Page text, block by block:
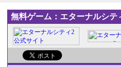
無料ゲーム：エターナルシテ